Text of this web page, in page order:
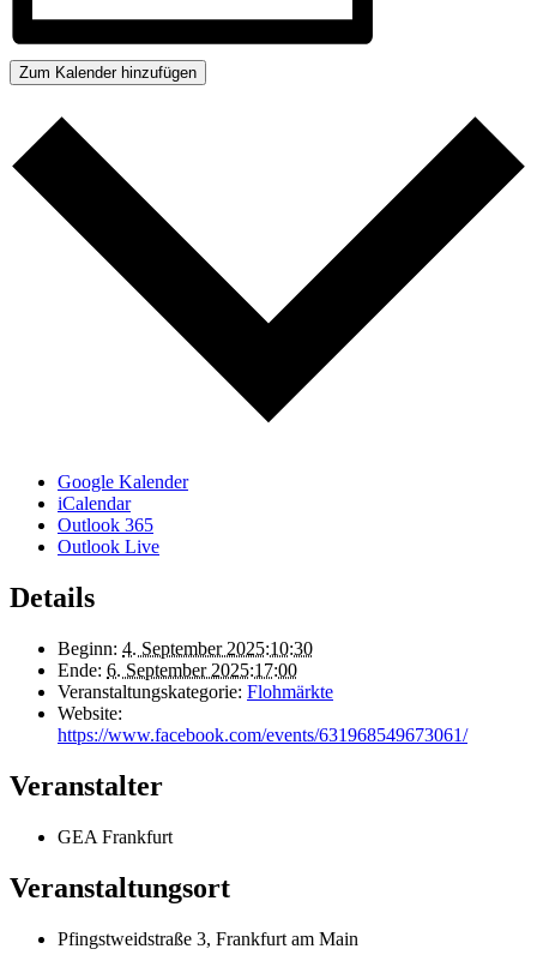
Zum Kalender hinzufügen
Google Kalender
iCalendar
Outlook 365
Outlook Live
Details
Beginn: 4. September 2025:10:30
Ende: 6. September 2025:17:00
Veranstaltungskategorie: Flohmärkte
Website:
https://www.facebook.com/events/631968549673061/
Veranstalter
GEA Frankfurt
Veranstaltungsort
Pfingstweidstraße 3, Frankfurt am Main